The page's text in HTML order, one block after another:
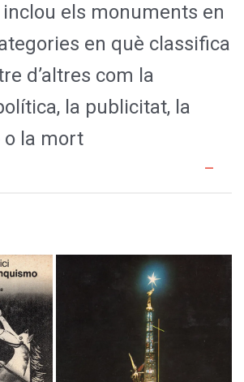
els monuments en
en què classifica
d’altres com la
la publicitat, la
la mort